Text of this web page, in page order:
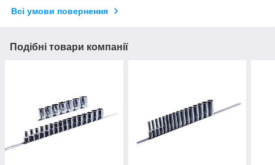
Всі умови повернення
Подібні товари компанії